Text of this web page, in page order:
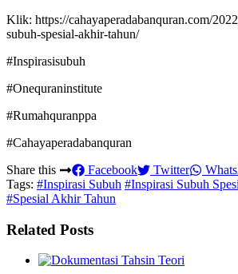
Klik: https://cahayaperadabanquran.com/
subuh-spesial-akhir-tahun/
#Inspirasisubuh
#Onequraninstitute
#Rumahquranppa
#Cahayaperadabanquran
Share this
Facebook Twitter
Tags: #Inspirasi Subuh #Inspirasi Subuh
#Spesial Akhir Tahun
Related Posts